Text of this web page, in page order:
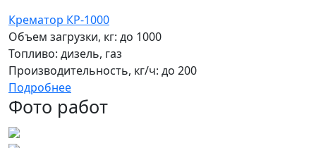
Крематор КР-1000
Объем загрузки, кг: до 1000
Топливо: дизель, газ
Производительность, кг/ч: до 200
Подробнее
Фото работ